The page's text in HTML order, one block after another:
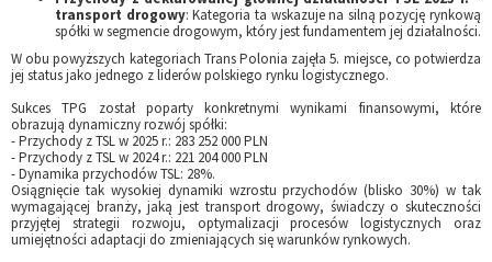
transport drogowy: Kategoria ta wskazuje na silną pozycję rynkową
spółki w segmencie drogowym, który jest fundamentem jej działalności.
W obu powyższych kategoriach Trans Polonia zajęła 5. miejsce, co potwierdza
jej status jako jednego z liderów polskiego rynku logistycznego.
Sukces TPG został poparty konkretnymi wynikami finansowymi, które
obrazują dynamiczny rozwój spółki:
- Przychody z TSL w 2025 r.: 283 252 000 PLN
- Przychody z TSL w 2024 r.: 221 204 000 PLN
- Dynamika przychodów TSL: 28%.
Osiągnięcie tak wysokiej dynamiki wzrostu przychodów (blisko 30%) w tak
wymagającej branży, jaką jest transport drogowy, świadczy o skuteczności
przyjętej strategii rozwoju, optymalizacji procesów logistycznych oraz
umiejętności adaptacji do zmieniających się warunków rynkowych.